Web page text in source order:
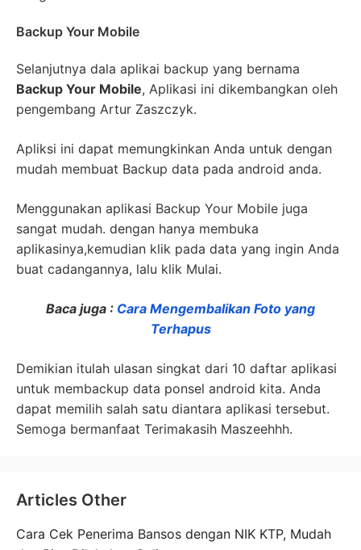
Backup Your Mobile
Selanjutnya dala aplikai backup yang bernama
Backup Your Mobile, Aplikasi ini dikembangkan oleh
pengembang Artur Zaszczyk.
Apliksi ini dapat memungkinkan Anda untuk dengan
mudah membuat Backup data pada android anda.
Menggunakan aplikasi Backup Your Mobile juga
sangat mudah. dengan hanya membuka
aplikasinya,kemudian klik pada data yang ingin Anda
buat cadangannya, lalu klik Mulai.
Baca juga : Cara Mengembalikan Foto yang
Terhapus
Demikian itulah ulasan singkat dari 10 daftar aplikasi
untuk membackup data ponsel android kita. Anda
dapat memilih salah satu diantara aplikasi tersebut.
Semoga bermanfaat Terimakasih Maszeehhh.
Articles Other
Cara Cek Penerima Bansos dengan NIK KTP, Mudah